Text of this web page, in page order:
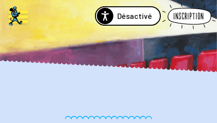
Désactivé Inscription